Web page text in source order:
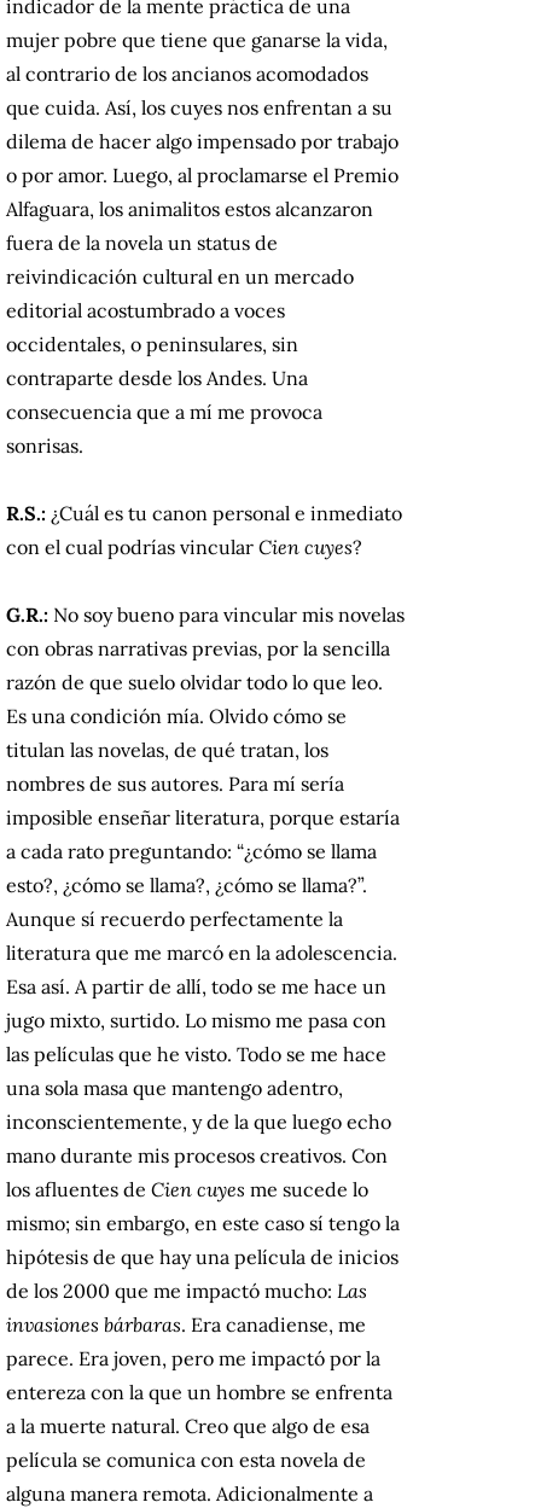
indicador de la mente práctica de una
mujer pobre que tiene que ganarse la vida,
al contrario de los ancianos acomodados
que cuida. Así, los cuyes nos enfrentan a su
dilema de hacer algo impensado por trabajo
o por amor. Luego, al proclamarse el Premio
Alfaguara, los animalitos estos alcanzaron
fuera de la novela un status de
reivindicación cultural en un mercado
editorial acostumbrado a voces
occidentales, o peninsulares, sin
contraparte desde los Andes. Una
consecuencia que a mí me provoca
sonrisas.
R.S.: ¿Cuál es tu canon personal e inmediato
con el cual podrías vincular Cien cuyes?
G.R.: No soy bueno para vincular mis novelas
con obras narrativas previas, por la sencilla
razón de que suelo olvidar todo lo que leo.
Es una condición mía. Olvido cómo se
titulan las novelas, de qué tratan, los
nombres de sus autores. Para mí sería
imposible enseñar literatura, porque estaría
a cada rato preguntando: “¿cómo se llama
esto?, ¿cómo se llama?, ¿cómo se llama?”.
Aunque sí recuerdo perfectamente la
literatura que me marcó en la adolescencia.
Esa así. A partir de allí, todo se me hace un
jugo mixto, surtido. Lo mismo me pasa con
las películas que he visto. Todo se me hace
una sola masa que mantengo adentro,
inconscientemente, y de la que luego echo
mano durante mis procesos creativos. Con
los afluentes de Cien cuyes me sucede lo
mismo; sin embargo, en este caso sí tengo la
hipótesis de que hay una película de inicios
de los 2000 que me impactó mucho: Las
invasiones bárbaras. Era canadiense, me
parece. Era joven, pero me impactó por la
entereza con la que un hombre se enfrenta
a la muerte natural. Creo que algo de esa
película se comunica con esta novela de
alguna manera remota. Adicionalmente a